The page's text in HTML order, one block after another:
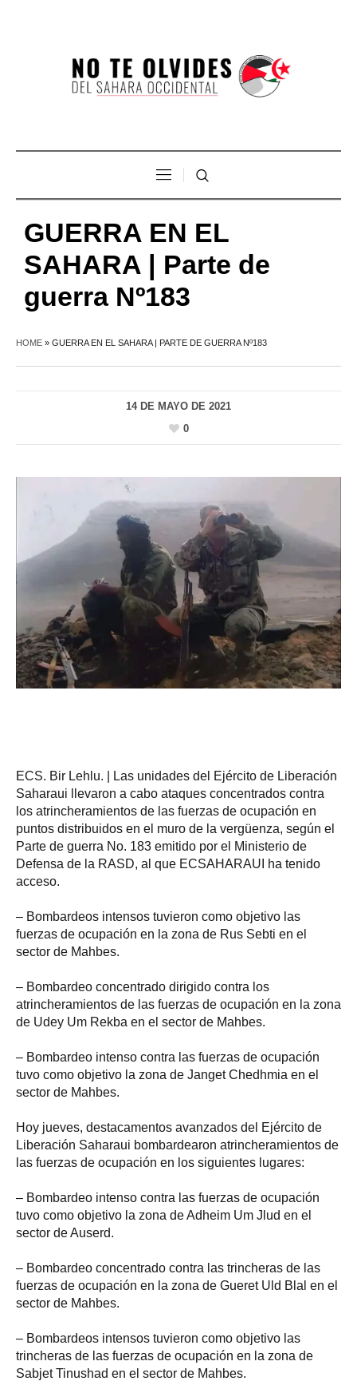
GUERRA EN EL
SAHARA | Parte de
guerra Nº183
HOME » GUERRA EN EL SAHARA | PARTE DE GUERRA Nº183
14 DE MAYO DE 2021
0
ECS. Bir Lehlu. | Las unidades del Ejército de Liberación
Saharaui llevaron a cabo ataques concentrados contra
los atrincheramientos de las fuerzas de ocupación en
puntos distribuidos en el muro de la vergüenza, según el
Parte de guerra No. 183 emitido por el Ministerio de
Defensa de la RASD, al que ECSAHARAUI ha tenido
acceso.
– Bombardeos intensos tuvieron como objetivo las
fuerzas de ocupación en la zona de Rus Sebti en el
sector de Mahbes.
– Bombardeo concentrado dirigido contra los
atrincheramientos de las fuerzas de ocupación en la zona
de Udey Um Rekba en el sector de Mahbes.
– Bombardeo intenso contra las fuerzas de ocupación
tuvo como objetivo la zona de Janget Chedhmia en el
sector de Mahbes.
Hoy jueves, destacamentos avanzados del Ejército de
Liberación Saharaui bombardearon atrincheramientos de
las fuerzas de ocupación en los siguientes lugares:
– Bombardeo intenso contra las fuerzas de ocupación
tuvo como objetivo la zona de Adheim Um Jlud en el
sector de Auserd.
– Bombardeo concentrado contra las trincheras de las
fuerzas de ocupación en la zona de Gueret Uld Blal en el
sector de Mahbes.
– Bombardeos intensos tuvieron como objetivo las
trincheras de las fuerzas de ocupación en la zona de
Sabjet Tinushad en el sector de Mahbes.